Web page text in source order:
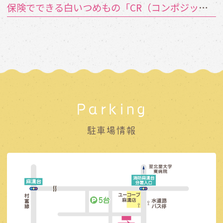
保険でできる白いつめもの「CR（コンポジットレジン）」とは？
Parking
駐車場情報